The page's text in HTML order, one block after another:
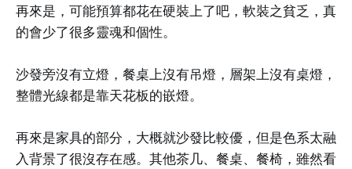
再來是，可能預算都花在硬裝上了吧，軟裝之貧乏，真
的會少了很多靈魂和個性。
沙發旁沒有立燈，餐桌上沒有吊燈，層架上沒有桌燈，
整體光線都是靠天花板的嵌燈。
再來是家具的部分，大概就沙發比較優，但是色系太融
入背景了很沒存在感。其他茶几、餐桌、餐椅，雖然看